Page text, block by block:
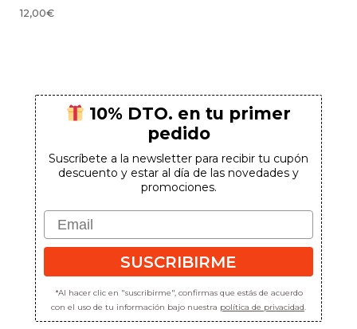
12,00€
10% DTO. en tu primer
pedido
Suscríbete a la newsletter para recibir tu cupón
descuento y estar al día de las novedades y
promociones.
Email
SUSCRIBIRME
*Al hacer clic en "suscribirme", confirmas que estás de acuerdo
con el uso de tu información bajo nuestra política de privacidad.